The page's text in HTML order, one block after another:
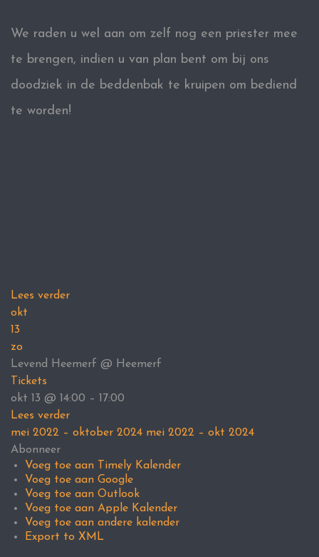
We raden u wel aan om zelf nog een priester mee
te brengen, indien u van plan bent om bij ons
doodziek in de beddenbak te kruipen om bediend
te worden!
Lees verder
okt
13
zo
Levend Heemerf @ Heemerf
Tickets
okt 13 @ 14:00 – 17:00
Lees verder
mei 2022 – oktober 2024 mei 2022 – okt 2024
Abonneer
Voeg toe aan Timely Kalender
Voeg toe aan Google
Voeg toe aan Outlook
Voeg toe aan Apple Kalender
Voeg toe aan andere kalender
Export to XML